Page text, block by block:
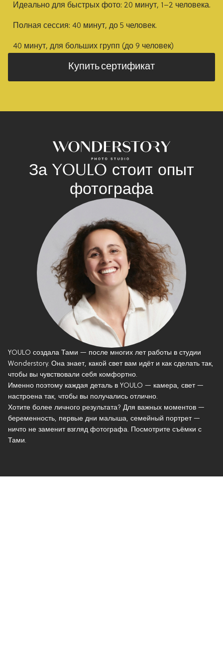
Идеально для быстрых фото: 20 минут, 1–2 человека.
Полная сессия: 40 минут, до 5 человек.
40 минут, для больших групп (до 9 человек)
Купить сертификат
За YOULO стоит опыт
фотографа
YOULO создала Тами — после многих лет работы в студии
Wonderstory. Она знает, какой свет вам идёт и как сделать так,
чтобы вы чувствовали себя комфортно.
Именно поэтому каждая деталь в YOULO — камера, свет —
настроена так, чтобы вы получались отлично.
Хотите более личного результата? Для важных моментов —
беременность, первые дни малыша, семейный портрет —
ничто не заменит взгляд фотографа. Посмотрите съёмки с
Тами.